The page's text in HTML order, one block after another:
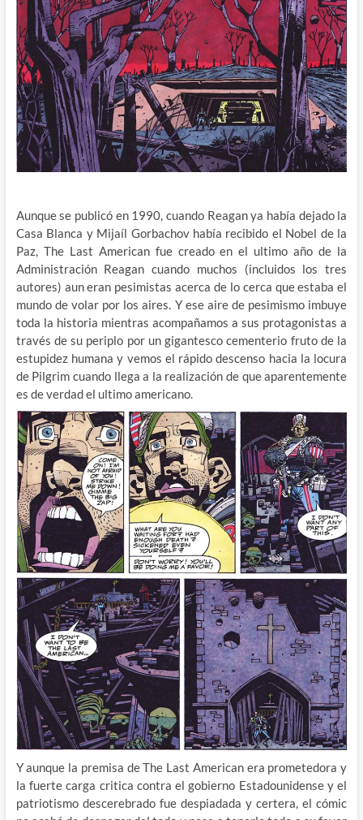
Aunque se publicó en 1990, cuando Reagan ya había dejado la
Casa Blanca y Mijaíl Gorbachov había recibido el Nobel de la
Paz, The Last American fue creado en el ultimo año de la
Administración Reagan cuando muchos (incluidos los tres
autores) aun eran pesimistas acerca de lo cerca que estaba el
mundo de volar por los aires. Y ese aire de pesimismo imbuye
toda la historia mientras acompañamos a sus protagonistas a
través de su periplo por un gigantesco cementerio fruto de la
estupidez humana y vemos el rápido descenso hacia la locura
de Pilgrim cuando llega a la realización de que aparentemente
es de verdad el ultimo americano.
Y aunque la premisa de The Last American era prometedora y
la fuerte carga critica contra el gobierno Estadounidense y el
patriotismo descerebrado fue despiadada y certera, el cómic